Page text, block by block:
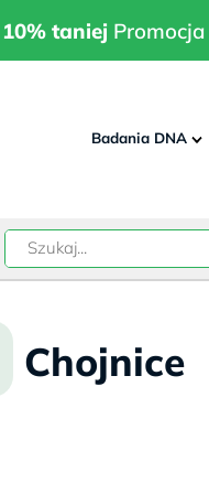
taniej
10% taniej Promocja
Badania DNA
Chojnice